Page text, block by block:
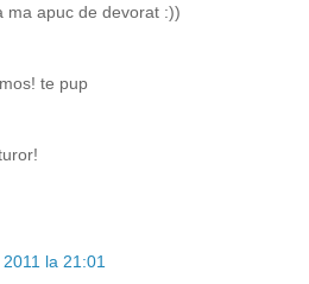
ma apuc de devorat :))
te pup
la 21:01